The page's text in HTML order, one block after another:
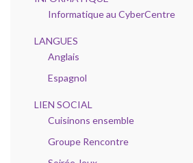
Informatique au CyberCentre
LANGUES
Anglais
Espagnol
LIEN SOCIAL
Cuisinons ensemble
Groupe Rencontre